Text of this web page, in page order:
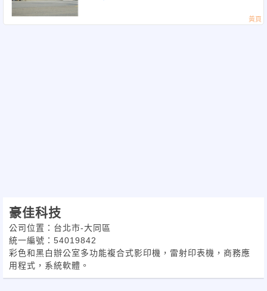
豪佳科技
公司位置：台北市-大同區
統一編號：54019842
彩色和黑白辦公室多功能複合式影印機，雷射印表機，商務應
用程式，系統軟體。